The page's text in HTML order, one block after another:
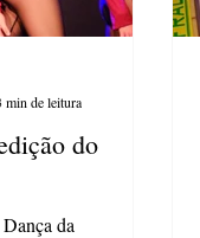
do
da
min de leitura